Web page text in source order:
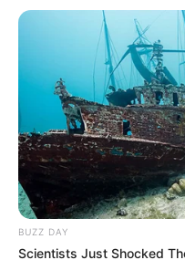
Archivo
Referencia de homicidio
Por:
Diego Alejandro
Julio 18, 2025
BUZZ DAY
Scientists Just Shocked